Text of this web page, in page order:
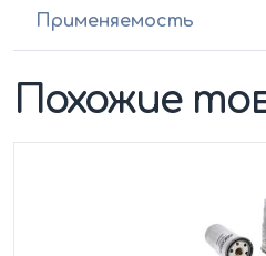
Применяемость
Похожие